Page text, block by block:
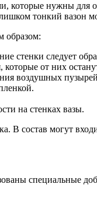
которые нужны для
тонкий вазон
образом:
стенки следует
от них
воздушных
на стенках вазы.
В состав могут
специальные